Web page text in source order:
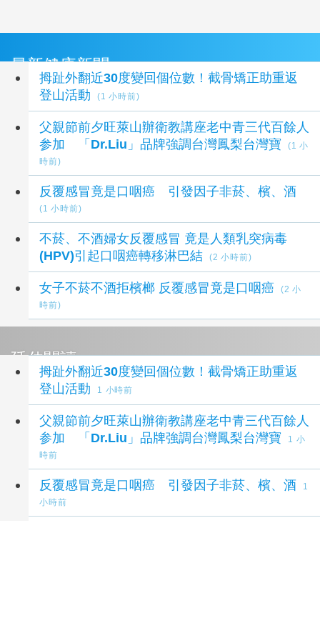
最新健康新聞
拇趾外翻近30度變回個位數！截骨矯正助重返
登山活動
(1 小時前)
父親節前夕旺萊山辦衛教講座老中青三代百餘人
参加 「Dr.Liu」品牌強調台灣鳳梨台灣寶
(1 小
時前)
反覆感冒竟是口咽癌 引發因子非菸、檳、酒
(1 小時前)
不菸、不酒婦女反覆感冒 竟是人類乳突病毒
(HPV)引起口咽癌轉移淋巴結
(2 小時前)
女子不菸不酒拒檳榔 反覆感冒竟是口咽癌
(2 小
時前)
延伸閱讀
拇趾外翻近30度變回個位數！截骨矯正助重返
登山活動
1 小時前
父親節前夕旺萊山辦衛教講座老中青三代百餘人
参加 「Dr.Liu」品牌強調台灣鳳梨台灣寶
1 小
時前
反覆感冒竟是口咽癌 引發因子非菸、檳、酒
1
小時前